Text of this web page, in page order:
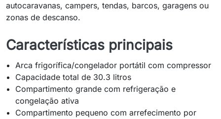
autocaravanas, campers, tendas, barcos, garagens ou
zonas de descanso.
Características principais
Arca frigorífica/congelador portátil com compressor
Capacidade total de 30.3 litros
Compartimento grande com refrigeração e
congelação ativa
Compartimento pequeno com arrefecimento por